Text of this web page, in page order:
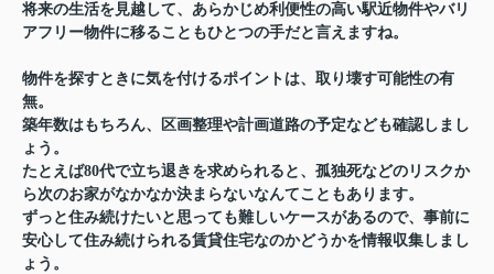
将来の生活を見越して、あらかじめ利便性の高い駅近物件やバリ
アフリー物件に移ることもひとつの手だと言えますね。
物件を探すときに気を付けるポイントは、取り壊す可能性の有
無。
築年数はもちろん、区画整理や計画道路の予定なども確認しまし
ょう。
たとえば80代で立ち退きを求められると、孤独死などのリスクか
ら次のお家がなかなか決まらないなんてこともあります。
ずっと住み続けたいと思っても難しいケースがあるので、事前に
安心して住み続けられる賃貸住宅なのかどうかを情報収集しまし
ょう。